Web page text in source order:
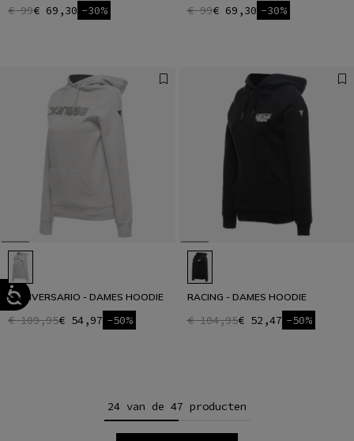
€ 99€ 69,30 -30% € 99€ 69,30 -30%
ANNIVERSARIO - DAMES HOODIE
€ 109,95€ 54,97 -50%
RACING - DAMES HOODIE
€ 104,95€ 52,47 -50%
24 van de 47 producten